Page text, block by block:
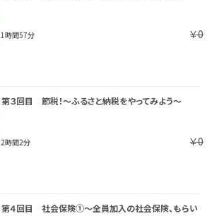
1時間57分 ￥0
第３回目 節税！～ふるさと納税をやってみよう～
2時間2分 ￥0
第４回目 社会保険①～全員加入の社会保険、もらい